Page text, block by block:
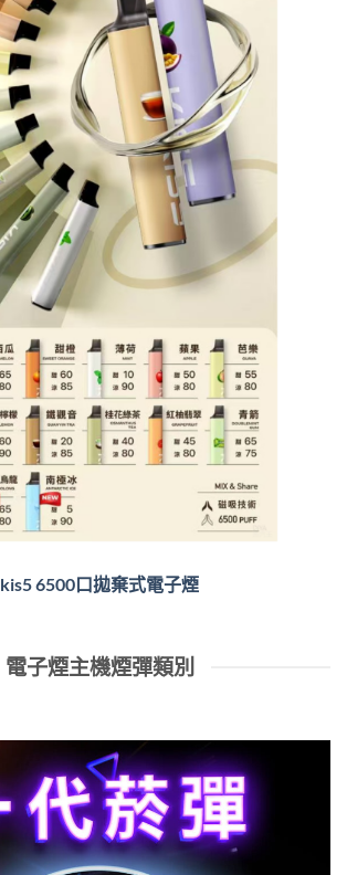
kis5 6500口拋棄式電子煙
電子煙主機煙彈類別